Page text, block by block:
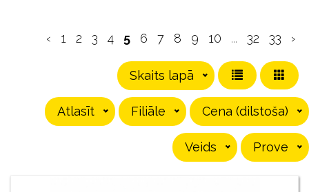
‹ 1 2 3 4 5 6 7 8 9 10 ... 32 33 ›
Skaits lapā
Cena (dilstoša)
Filiāle
Atlasīt
Prove
Veids